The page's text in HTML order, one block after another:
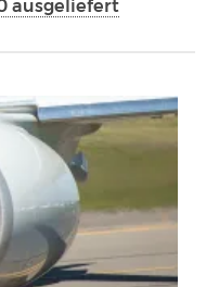
ausgeliefert